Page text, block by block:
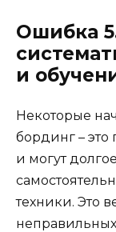
Ошибка
и
Некоторые
бординг – это
и могут
техники. Это